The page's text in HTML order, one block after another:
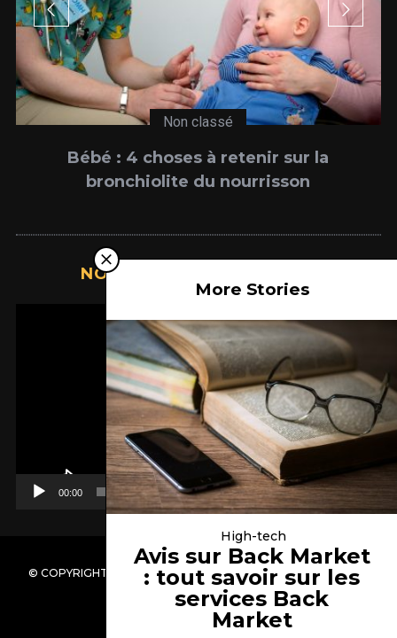
More Stories
High-tech
Avis sur Back Market
: tout savoir sur les
services Back
Market
Non classé
Bébé : 4 choses à retenir sur la
bronchiolite du nourrisson
NOTRE SÉLECTION VIDÉO
00:00 08:49
© COPYRIGHT AVIS-SUR-TOUT.FR -RSS-MENTIONS LÉGALES
RETOUR EN HAUT